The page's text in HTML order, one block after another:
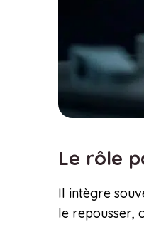
Le rôle
Il intègre
le repousser,